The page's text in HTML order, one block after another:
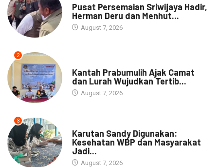
Pusat Persemaian Sriwijaya Hadir,
Herman Deru dan Menhut...
August 7, 2026
2
Kantah Prabumulih Ajak Camat
dan Lurah Wujudkan Tertib...
August 7, 2026
3
Karutan Sandy Digunakan:
Kesehatan WBP dan Masyarakat
Jadi...
August 7, 2026